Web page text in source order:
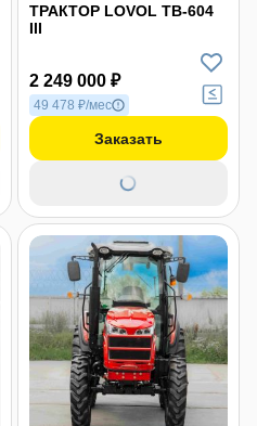
ТРАКТОР LOVOL TB-604
III
2 249 000 ₽
49 478 ₽/мес
Заказать